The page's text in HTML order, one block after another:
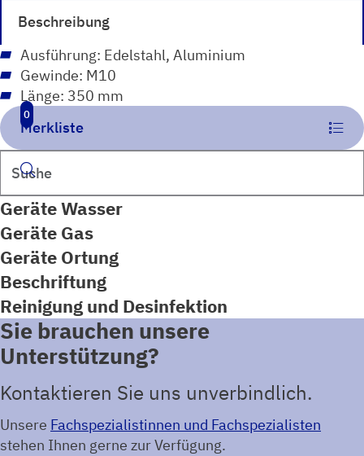
Merkliste
0
Suchen
Geräte Wasser
Geräte Gas
Geräte Ortung
Beschriftung
Reinigung und Desinfektion
Beschreibung
Ausführung: Edelstahl, Aluminium
Gewinde: M10
Länge: 350 mm
Sie brauchen unsere
Unterstützung?
Kontaktieren Sie uns unverbindlich.
Unsere Fachspezialistinnen und Fachspezialisten
stehen Ihnen gerne zur Verfügung.